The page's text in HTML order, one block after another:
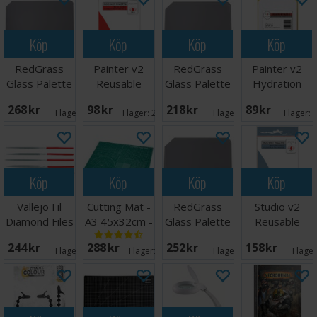
Köp
RedGrass
Glass Palette
268 SEK I lager: 3
Köp
Painter v2
Reusable
(15 st)
98 SEK I lager:20+
Köp
RedGrass
Glass Palette
218 SEK I lager: 5
Köp
Painter v2
Hydration
50st
89 SEK I lager:
Köp
Vallejo Fil
Diamond Files
244 SEK I lager: 6
Köp
Cutting Mat -
A3 45x32cm -
Grön
288 SEK I lager: 20+
Köp
RedGrass
Glass Palette
252 SEK I lager:
Köp
Studio v2
Reusable
(15 st)
158 SEK I